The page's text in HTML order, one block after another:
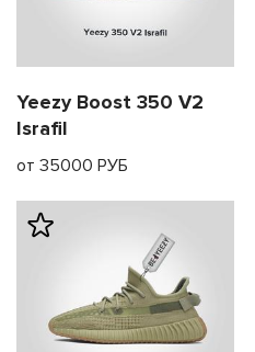
Yeezy Boost 350 V2
Israfil
от 35000 РУБ